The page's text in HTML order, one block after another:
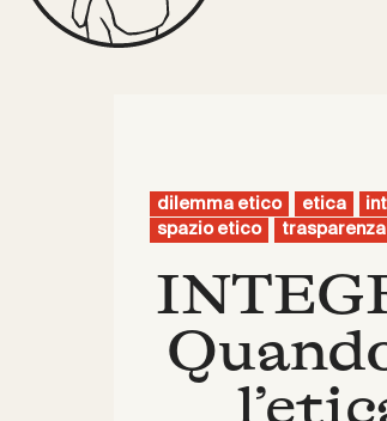
dilemma etico etica
spazio etico
trasparenza